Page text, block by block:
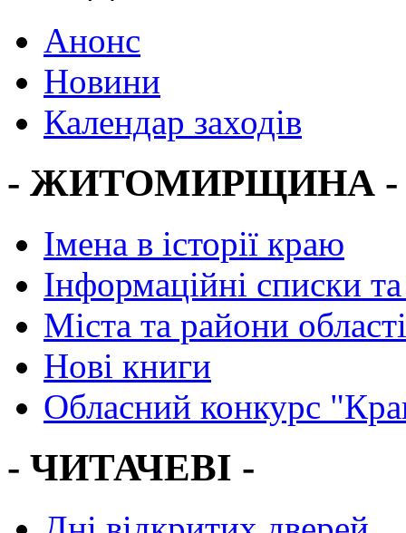
Анонс
Новини
Календар заходів
- ЖИТОМИРЩИНА -
Імена в історії краю
Інформаційні списки
Міста та райони області
Нові книги
Обласний конкурс
- ЧИТАЧЕВІ -